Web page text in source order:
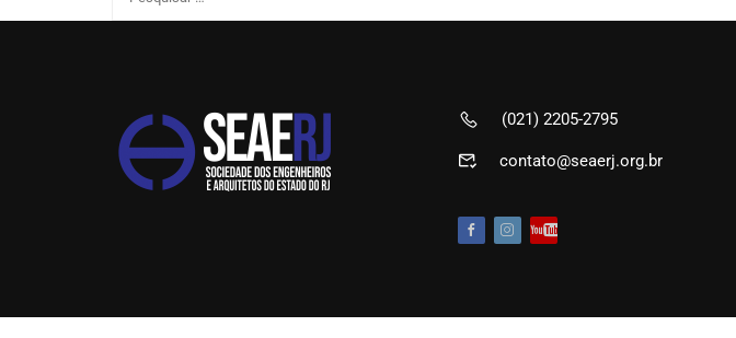
(021) 2205-2795
contato@seaerj.org.br